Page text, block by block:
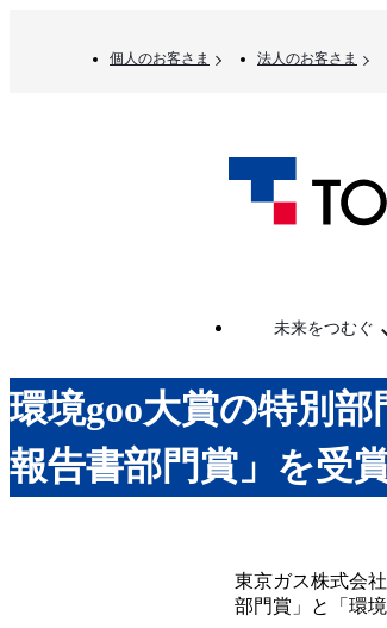
個人のお客さま 法人のお客さま
未来をつむぐ
環境goo大賞の特別
報告書部門賞」を受
東京ガス株式会
部門賞」と「環